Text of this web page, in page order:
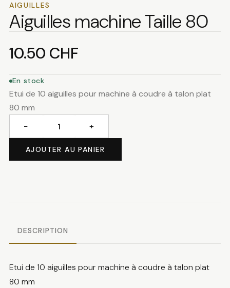
AIGUILLES
Aiguilles machine Taille 80
10.50 CHF
En stock
Etui de 10 aiguilles pour machine à coudre à talon plat
80 mm
Aiguilles
80
− +
AJOUTER AU PANIER
DESCRIPTION
Etui de 10 aiguilles pour machine à coudre à talon plat
80 mm